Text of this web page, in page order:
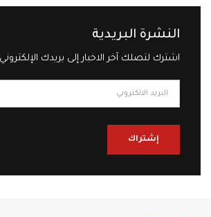
النشرة البريدية
اشترك لتصلك آخر الاخبار إلى بريدك
إشتراك